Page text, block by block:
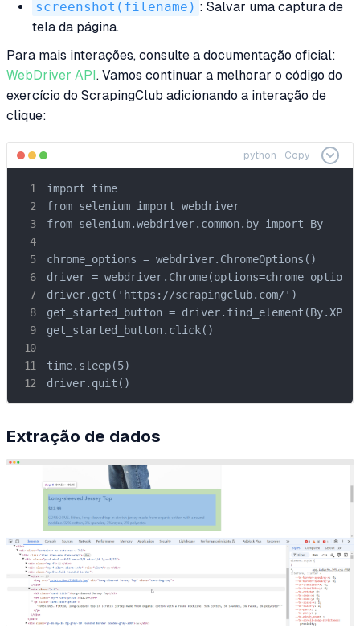
screenshot(filename) : Salvar uma captura de
tela da página.
Para mais interações, consulte a documentação oficial:
WebDriver API. Vamos continuar a melhorar o código do
exercício do ScrapingClub adicionando a interação de
clique:
python Copy
import time
from selenium import webdriver
from selenium.webdriver.common.by import By
chrome_options = webdriver.ChromeOptions()
driver =
driver.get('https://scrapingclub.com/')
get_started_button =
get_started_button.click()
time.sleep(5)
driver.quit()
Extração de dados